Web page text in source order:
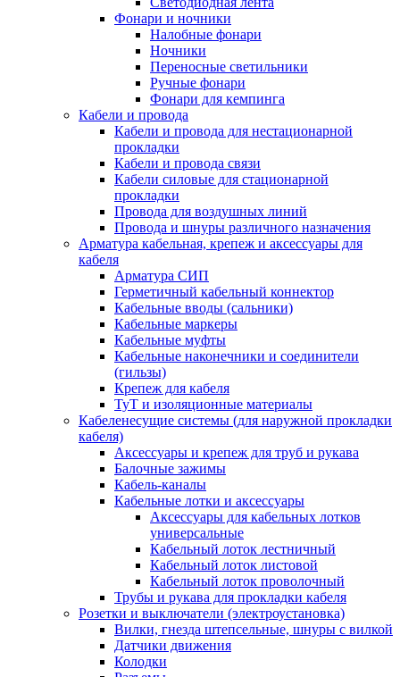
Фонари и ночники
Налобные фонари
Ночники
Переносные светильники
Ручные фонари
Фонари для кемпинга
Кабели и провода
Кабели и провода для нестационарной
прокладки
Кабели и провода связи
Кабели силовые для стационарной
прокладки
Провода для воздушных линий
Провода и шнуры различного назначения
Арматура кабельная, крепеж и аксессуары для
кабеля
Арматура СИП
Герметичный кабельный коннектор
Кабельные вводы (сальники)
Кабельные маркеры
Кабельные муфты
Кабельные наконечники и соединители
(гильзы)
Крепеж для кабеля
ТуТ и изоляционные материалы
Кабеленесущие системы (для наружной прокладки
кабеля)
Аксессуары и крепеж для труб и рукава
Балочные зажимы
Кабель-каналы
Кабельные лотки и аксессуары
Аксессуары для кабельных лотков
универсальные
Кабельный лоток лестничный
Кабельный лоток листовой
Кабельный лоток проволочный
Трубы и рукава для прокладки кабеля
Розетки и выключатели (электроустановка)
Вилки, гнезда штепсельные, шнуры с вилкой
Датчики движения
Колодки